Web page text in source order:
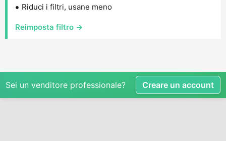
Riduci i filtri, usane meno
Reimposta filtro →
Sei un venditore professionale? Creare un account